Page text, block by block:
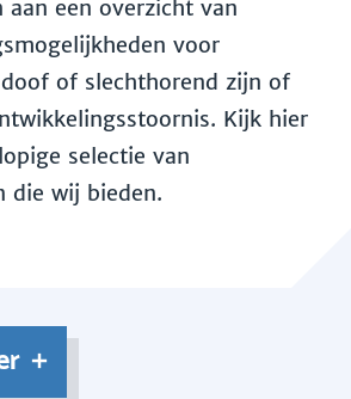
aan een overzicht van
voor
of slechthorend zijn of
Kijk hier
selectie van
die wij bieden.